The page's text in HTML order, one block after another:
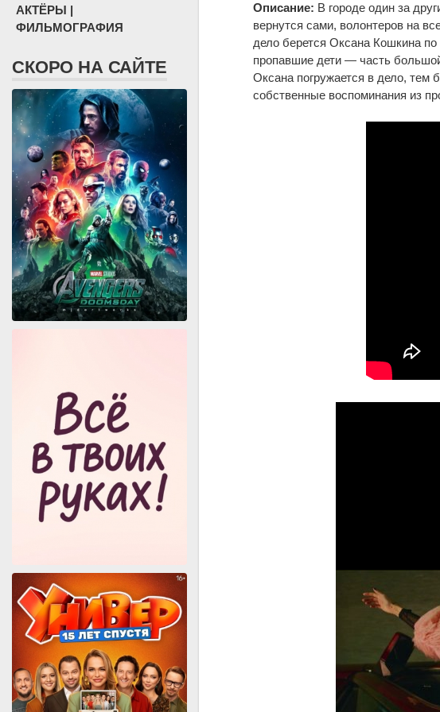
АКТЁРЫ |
ФИЛЬМОГРАФИЯ
СКОРО НА САЙТЕ
Описание: В городе один за
вернутся сами, волонтеров на
дело берется Оксана Кошкина
пропавшие дети — часть
Оксана погружается в дело, тем
собственные воспоминания из